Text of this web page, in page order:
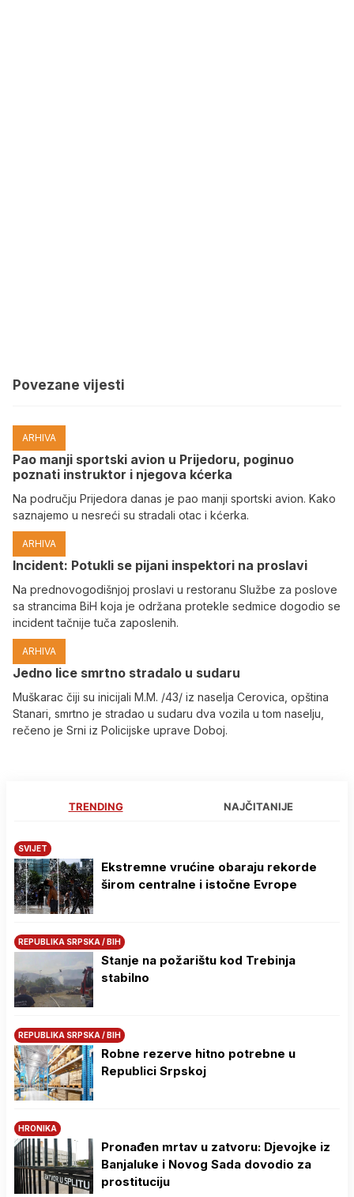
Povezane vijesti
ARHIVA
Pao manji sportski avion u Prijedoru, poginuo
poznati instruktor i njegova kćerka
Na području Prijedora danas je pao manji sportski avion. Kako
saznajemo u nesreći su stradali otac i kćerka.
ARHIVA
Incident: Potukli se pijani inspektori na proslavi
Na prednovogodišnjoj proslavi u restoranu Službe za poslove
sa strancima BiH koja je održana protekle sedmice dogodio se
incident tačnije tuča zaposlenih.
ARHIVA
Јedno lice smrtno stradalo u sudaru
Muškarac čiji su inicijali M.M. /43/ iz naselja Cerovica, opština
Stanari, smrtno je stradao u sudaru dva vozila u tom naselju,
rečeno je Srni iz Policijske uprave Doboj.
TRENDING NAJČITANIJE
SVIJET
Ekstremne vrućine obaraju rekorde
širom centralne i istočne Evrope
REPUBLIKA SRPSKA / BIH
Stanje na požarištu kod Trebinja
stabilno
REPUBLIKA SRPSKA / BIH
Robne rezerve hitno potrebne u
Republici Srpskoj
HRONIKA
Pronađen mrtav u zatvoru: Djevojke iz
Banjaluke i Novog Sada dovodio za
prostituciju